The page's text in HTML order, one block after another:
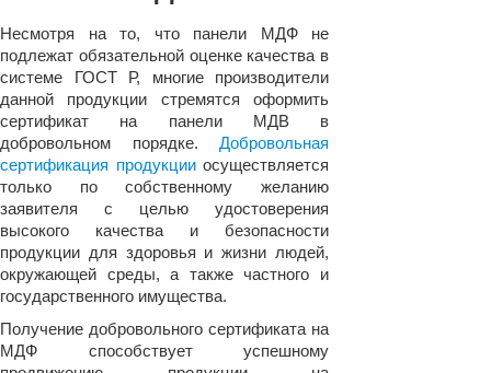
Несмотря на то, что панели МДФ не
подлежат обязательной оценке качества в
системе ГОСТ Р, многие производители
данной продукции стремятся оформить
сертификат на панели МДВ в
добровольном порядке. Добровольная
сертификация продукцииосуществляется
только по собственному желанию
заявителя с целью удостоверения
высокого качества и безопасности
продукции для здоровья и жизни людей,
окружающей среды, а также частного и
государственного имущества.
Получение добровольного сертификата на
МДФ способствует успешному